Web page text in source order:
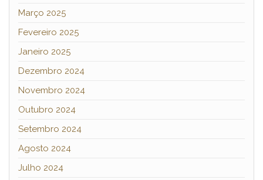
Março 2025
Fevereiro 2025
Janeiro 2025
Dezembro 2024
Novembro 2024
Outubro 2024
Setembro 2024
Agosto 2024
Julho 2024